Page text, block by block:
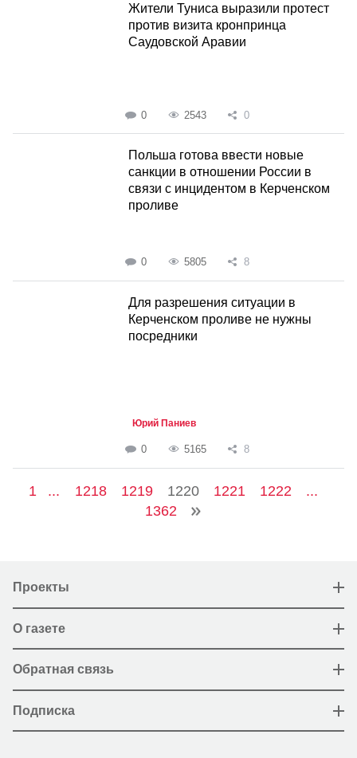
Жители Туниса выразили протест
против визита кронпринца
Саудовской Аравии
0 2543 0
Польша готова ввести новые
санкции в отношении России в
связи с инцидентом в Керченском
проливе
0 5805 8
Для разрешения ситуации в
Керченском проливе не нужны
посредники
Юрий Паниев
0 5165 8
1 ... 1218 1219 1220 1221 1222
...
1362
Проекты
О газете
Обратная связь
Подписка